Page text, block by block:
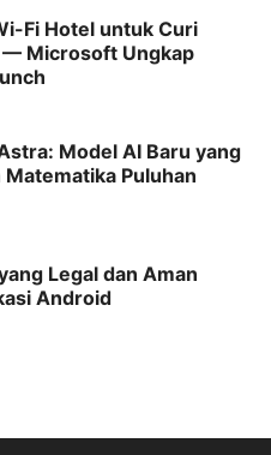
Fi Hotel untuk Curi
Microsoft Ungkap
Model AI Baru yang
Matematika Puluhan
Legal dan Aman
Android